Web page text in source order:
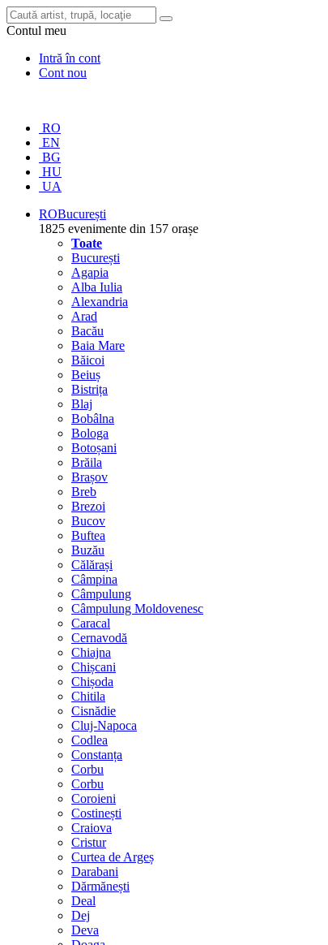
Contul meu
Intră în cont
Cont nou
RO
EN
BG
HU
UA
ROBucurești
1825 evenimente din 157 orașe
Toate
București
Agapia
Alba Iulia
Alexandria
Arad
Bacău
Baia Mare
Băicoi
Beiuș
Bistrița
Blaj
Bobâlna
Bologa
Botoșani
Brăila
Brașov
Breb
Brezoi
Bucov
Buftea
Buzău
Călărași
Câmpina
Câmpulung
Câmpulung Moldovenesc
Caracal
Cernavodă
Chiajna
Chișcani
Chișoda
Chitila
Cisnădie
Cluj-Napoca
Codlea
Constanța
Corbu
Corbu
Coroieni
Costinești
Craiova
Cristur
Curtea de Argeș
Darabani
Dărmănești
Deal
Dej
Deva